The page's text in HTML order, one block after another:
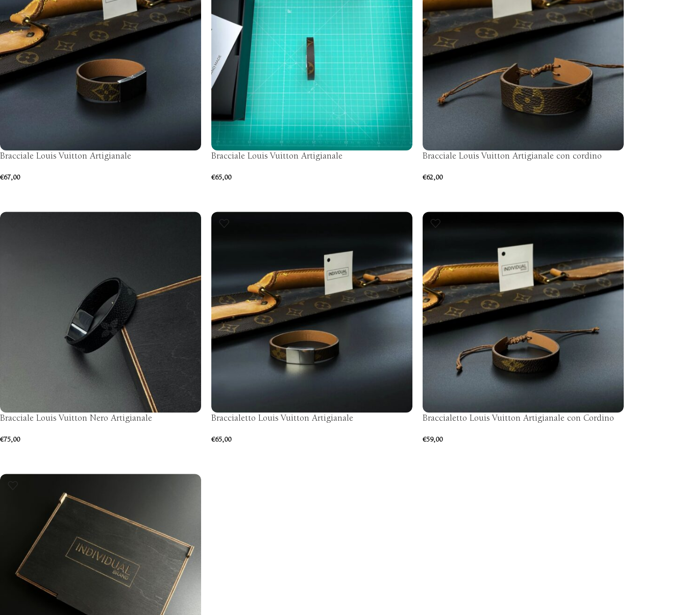
Bracciale Louis Vuitton Artigianale
€67,00
Bracciale Louis Vuitton Artigianale
€65,00
Bracciale Louis Vuitton Artigianale con cordino
€62,00
Bracciale Louis Vuitton Nero Artigianale
€75,00
Braccialetto Louis Vuitton Artigianale
€65,00
Braccialetto Louis Vuitton Artigianale con Cordino
€59,00